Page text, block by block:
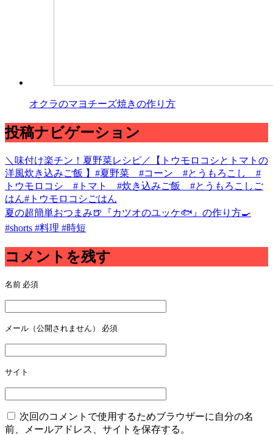
オクラのマヨチーズ焼きの作り方
投稿ナビゲーション
＼味付け楽チン！夏野菜レシピ／【トウモロコシとトマトの
洋風炊き込みご飯 】#夏野菜 #コーン #とうもろこし #
トウモロコシ #トマト #炊き込みご飯 #とうもろこしご
はん#トウモロコシごはん
夏の超簡単おつまみ🍺『カツオのユッケ🐟』の作り方🍳
#shorts #料理 #時短
コメントを残す
名前 必須
メール（公開されません） 必須
サイト
次回のコメントで使用するためブラウザーに自分の名
前、メールアドレス、サイトを保存する。